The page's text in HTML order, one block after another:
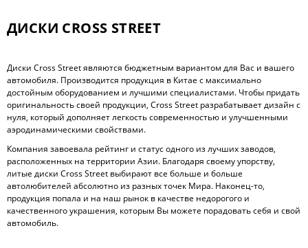
ДИСКИ CROSS STREET
Диски Cross Street являются бюджетным вариантом для Вас и вашего
автомобиля. Производится продукция в Китае с максимально
достойным оборудованием и лучшими специалистами. Чтобы придать
оригинальность своей продукции, Cross Street разрабатывает дизайн с
нуля, который дополняет легкость современностью и улучшенными
аэродинамическими свойствами.
Компания завоевала рейтинг и статус одного из лучших заводов,
расположенных на территории Азии. Благодаря своему упорству,
литые диски Cross Street выбирают все больше и больше
автолюбителей абсолютно из разных точек Мира. Наконец-то,
продукция попала и на наш рынок в качестве недорогого и
качественного украшения, которым Вы можете порадовать себя и свой
автомобиль.